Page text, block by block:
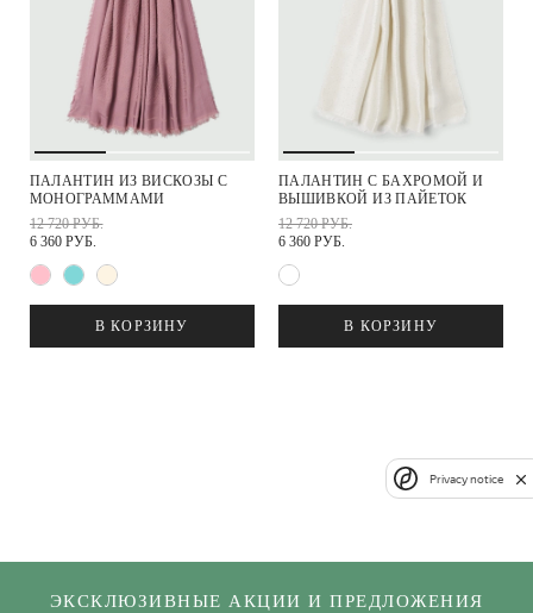
ПАЛАНТИН ИЗ ВИСКОЗЫ С
МОНОГРАММАМИ
12 720 РУБ.
6 360 РУБ.
В КОРЗИНУ
ПАЛАНТИН С БАХРОМОЙ И
ВЫШИВКОЙ ИЗ ПАЙЕТОК
12 720 РУБ.
6 360 РУБ.
В КОРЗИНУ
ЭКСКЛЮЗИВНЫЕ АКЦИИ И ПРЕДЛОЖЕНИЯ
Privacy notice